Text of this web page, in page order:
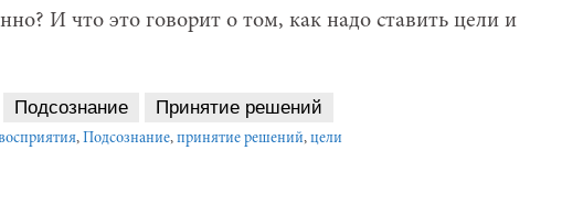
И что это говорит о том, как надо ставить цели и
Подсознание Принятие решений
, Подсознание, принятие решений, цели